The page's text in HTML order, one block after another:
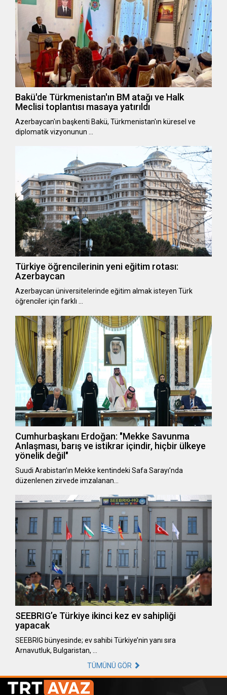
Bakü'de Türkmenistan'ın BM atağı ve Halk
Meclisi toplantısı masaya yatırıldı
Azerbaycan'ın başkenti Bakü, Türkmenistan'ın küresel ve
diplomatik vizyonunun …
Türkiye öğrencilerinin yeni eğitim rotası:
Azerbaycan
Azerbaycan üniversitelerinde eğitim almak isteyen Türk
öğrenciler için farklı …
Cumhurbaşkanı Erdoğan: "Mekke Savunma
Anlaşması, barış ve istikrar içindir, hiçbir ülkeye
yönelik değil"
Suudi Arabistan’ın Mekke kentindeki Safa Sarayı’nda
düzenlenen zirvede imzalanan…
SEEBRIG’e Türkiye ikinci kez ev sahipliği
yapacak
SEEBRIG bünyesinde; ev sahibi Türkiye’nin yanı sıra
Arnavutluk, Bulgaristan, …
TÜMÜNÜ GÖR